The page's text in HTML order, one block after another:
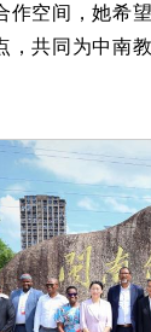
作空间，她希
，共同为中南